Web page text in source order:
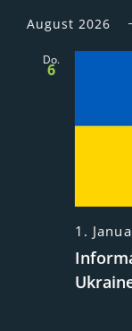
wählen.
August 2026
Do.
6
1.